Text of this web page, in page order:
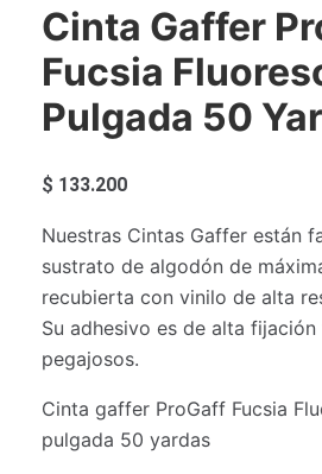
Cinta Gaffer
Fucsia
Pulgada 50
$ 133.200
Nuestras Cintas Gaffer están
sustrato de algodón de
recubierta con vinilo de alta
Su adhesivo es de alta
pegajosos.
Cinta gaffer ProGaff Fucsia
pulgada 50 yardas